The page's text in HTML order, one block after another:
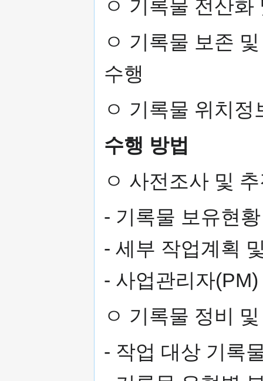
ㅇ 기록물 전산
ㅇ 기록물 보존
수행
ㅇ 기록물 위치
수행 방법
ㅇ 사전조사 및
- 기록물 보유현
- 세부 작업계획
- 사업관리자
ㅇ 기록물 정비
- 작업 대상 기록